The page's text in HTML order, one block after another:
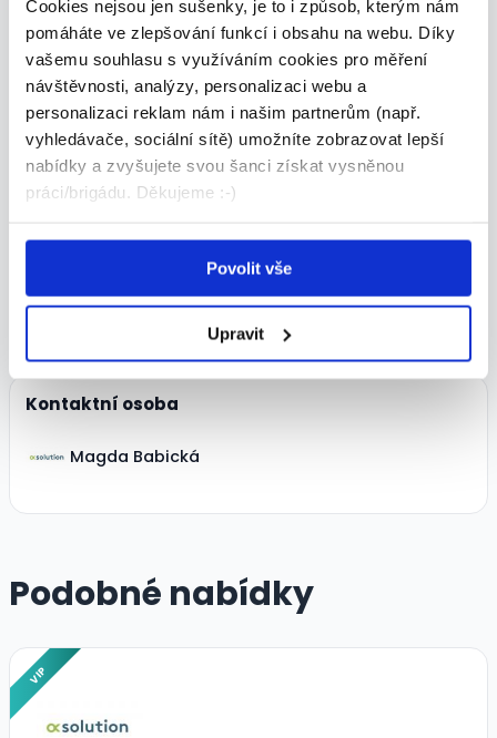
Cookies nejsou jen sušenky, je to i způsob, kterým nám
pomáháte ve zlepšování funkcí i obsahu na webu. Díky
vašemu souhlasu s využíváním cookies pro měření
návštěvnosti, analýzy, personalizaci webu a
personalizaci reklam nám i našim partnerům (např.
vyhledávače, sociální sítě) umožníte zobrazovat lepší
nabídky a zvyšujete svou šanci získat vysněnou
práci/brigádu. Děkujeme :-)
Povolit vše
Upravit
MZDA:
Dle domluvy
ÚVAZEK:
Plný
VHODNÉ PRO:
Kontaktní osoba
Magda Babická
Podobné nabídky
VIP